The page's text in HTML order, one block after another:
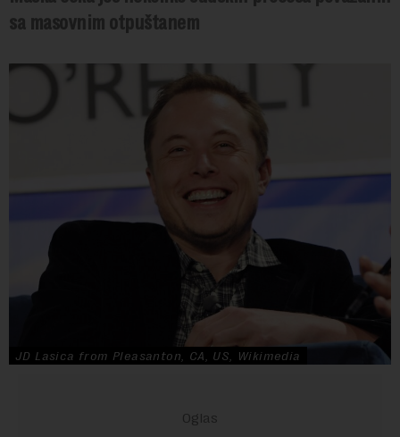
sa masovnim otpuštanem
JD Lasica from Pleasanton, CA, US, Wikimedia